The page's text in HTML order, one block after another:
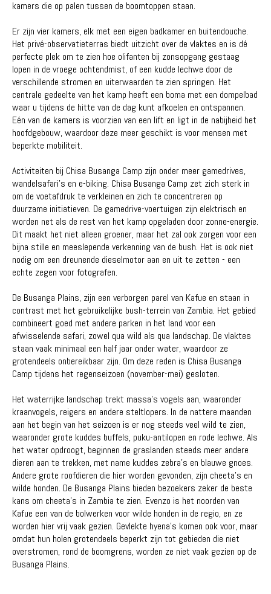
kamers die op palen tussen de boomtoppen staan.
Er zijn vier kamers, elk met een eigen badkamer en buitendouche.
Het privé-observatieterras biedt uitzicht over de vlaktes en is dé
perfecte plek om te zien hoe olifanten bij zonsopgang gestaag
lopen in de vroege ochtendmist, of een kudde lechwe door de
verschillende stromen en uiterwaarden te zien springen. Het
centrale gedeelte van het kamp heeft een boma met een dompelbad
waar u tijdens de hitte van de dag kunt afkoelen en ontspannen.
Eén van de kamers is voorzien van een lift en ligt in de nabijheid het
hoofdgebouw, waardoor deze meer geschikt is voor mensen met
beperkte mobiliteit.
Activiteiten bij Chisa Busanga Camp zijn onder meer gamedrives,
wandelsafari's en e-biking. Chisa Busanga Camp zet zich sterk in
om de voetafdruk te verkleinen en zich te concentreren op
duurzame initiatieven. De gamedrive-voertuigen zijn elektrisch en
worden net als de rest van het kamp ​​opgeladen door zonne-energie.
Dit maakt het niet alleen groener, maar het zal ook zorgen voor een
bijna stille en meeslepende verkenning van de bush. Het is ook niet
nodig om een ​​dreunende dieselmotor aan en uit te zetten - een
echte zegen voor fotografen.
De Busanga Plains, zijn een verborgen parel van Kafue en staan ​​in
contrast met het gebruikelijke bush-terrein van Zambia. Het gebied
combineert goed met andere parken in het land voor een
afwisselende safari, zowel qua wild als qua landschap. De vlaktes
staan ​​vaak minimaal een half jaar onder water, waardoor ze
grotendeels onbereikbaar zijn. Om deze reden is Chisa Busanga
Camp tijdens het regenseizoen (november-mei) gesloten.
Het waterrijke landschap trekt massa's vogels aan, waaronder
kraanvogels, reigers en andere steltlopers. In de nattere maanden
aan het begin van het seizoen is er nog steeds veel wild te zien,
waaronder grote kuddes buffels, puku-antilopen en rode lechwe. Als
het water opdroogt, beginnen de graslanden steeds meer andere
dieren aan te trekken, met name kuddes zebra's en blauwe gnoes.
Andere grote roofdieren die hier worden gevonden, zijn cheeta's en
wilde honden. De Busanga Plains bieden bezoekers zeker de beste
kans om cheeta's in Zambia te zien. Evenzo is het noorden van
Kafue een van de bolwerken voor wilde honden in de regio, en ze
worden hier vrij vaak gezien. Gevlekte hyena's komen ook voor, maar
omdat hun holen grotendeels beperkt zijn tot gebieden die niet
overstromen, rond de boomgrens, worden ze niet vaak gezien op de
Busanga Plains.